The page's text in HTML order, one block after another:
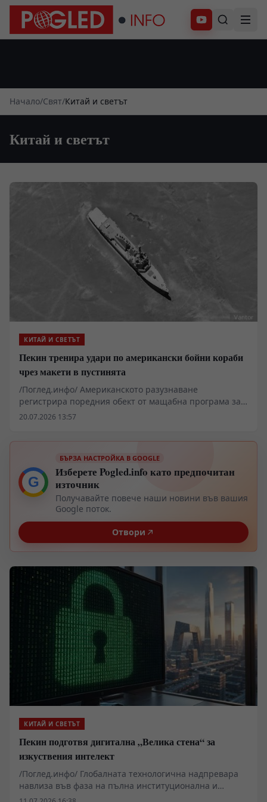
Абонирай се
Начало/Свят/Китай и светът
Китай и светът
КИТАЙ И СВЕТЪТ
Пекин тренира удари по американски бойни кораби
чрез макети в пустинята
/Поглед.инфо/ Американското разузнаване
регистрира поредния обект от мащабна програма за
имитация на военноморска инфраструктура,
разрушител от клас „Арли Бърк“, който повтаря
геометрията на реални бойни единици от ВМС на
САЩ. Анализаторите отбелязват, че подобни
съоръжения не се появяват случайно и вероятно
служат за полигони за изпитание на нови оръжейни
системи, включително ракетни комплекси с
автономно насочване и изкуствен интелект.
20.07.2026 13:57
G
БЪРЗА НАСТРОЙКА В GOOGLE
Изберете Pogled.info като предпочитан
източник
Получавайте повече наши новини във вашия
Google поток.
Отвори
КИТАЙ И СВЕТЪТ
Пекин подготвя дигитална „Велика стена“ за
изкуствения интелект
/Поглед.инфо/ Глобалната технологична надпревара
навлиза във фаза на пълна институционална и
териториална изолация. Според изтичания в